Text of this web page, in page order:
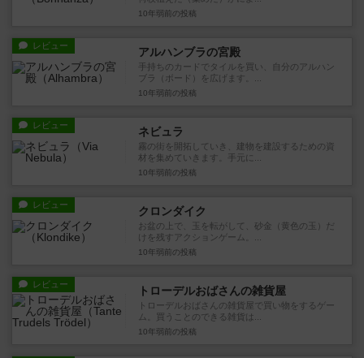
10年弱前 の投稿
レビュー アルハンブラの宮殿
手持ちのカードでタイルを買い、自分のアルハン
ブラ（ボード）を広げます。...
10年弱前 の投稿
レビュー ネビュラ
霧の街を開拓していき、建物を建設するための資
材を集めていきます。手元に...
10年弱前 の投稿
レビュー クロンダイク
お盆の上で、玉を転がして、砂金（黄色の玉）だ
けを残すアクションゲーム。...
10年弱前 の投稿
レビュー トローデルおばさんの雑貨屋
トローデルおばさんの雑貨屋で買い物をするゲー
ム。買うことのできる雑貨は...
10年弱前 の投稿